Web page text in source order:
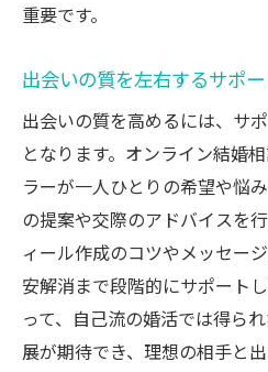
重要です。
出会いの質を左右するサポ
出会いの質を高めるには、サ
となります。オンライン結婚
ラーが一人ひとりの希望や悩
の提案や交際のアドバイスを
ィール作成のコツやメッセー
安解消まで段階的にサポート
って、自己流の婚活では得ら
展が期待でき、理想の相手と